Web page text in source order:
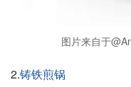
图片来自于
2.铸铁煎锅